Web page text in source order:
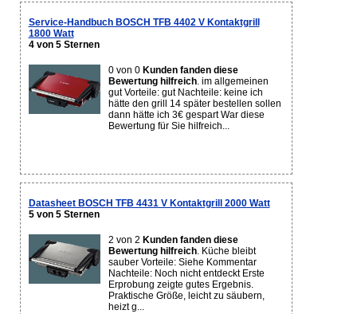
Service-Handbuch BOSCH TFB 4402 V Kontaktgrill
1800 Watt
4 von 5 Sternen
0 von 0 Kunden fanden diese
Bewertung hilfreich. im allgemeinen
gut Vorteile: gut Nachteile: keine ich
hätte den grill 14 später bestellen sollen
dann hätte ich 3€ gespart War diese
Bewertung für Sie hilfreich...
Datasheet BOSCH TFB 4431 V Kontaktgrill 2000 Watt
5 von 5 Sternen
2 von 2 Kunden fanden diese
Bewertung hilfreich. Küche bleibt
sauber Vorteile: Siehe Kommentar
Nachteile: Noch nicht entdeckt Erste
Erprobung zeigte gutes Ergebnis.
Praktische Größe, leicht zu säubern,
heizt g...